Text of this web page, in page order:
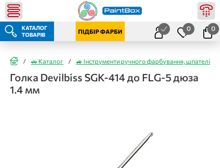
КАТАЛОГ
ТОВАРІВ
ПІДБІР ФАРБИ 0 0
/ 🚗 Каталог / 🚙 Інструменти ручного фарбування, шпателі
Голка Devilbiss SGK-414 до FLG-5 дюза
1.4 мм